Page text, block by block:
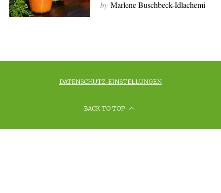
by Marlene Buschbeck-Idlachemi
DATENSCHUTZ-EINSTELLUNGEN
BACK TO TOP